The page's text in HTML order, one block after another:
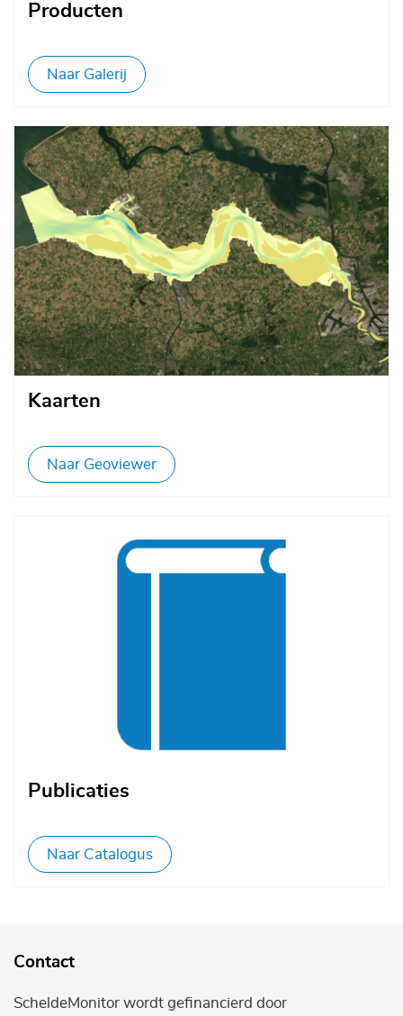
Producten
Naar Galerij
Afbeelding
Kaarten
Naar Geoviewer
Publicaties
Naar Catalogus
Contact
ScheldeMonitor wordt gefinancierd door